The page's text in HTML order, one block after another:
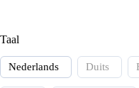
Taal
Nederlands Duits